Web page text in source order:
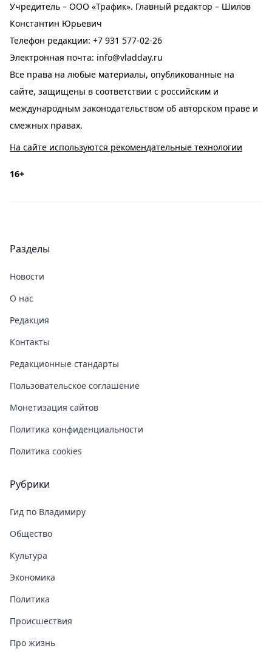
Учредитель – ООО «Трафик». Главный редактор – Шилов
Константин Юрьевич
Телефон редакции: +7 931 577-02-26
Электронная почта: info@vladday.ru
Все права на любые материалы, опубликованные на
сайте, защищены в соответствии с российским и
международным законодательством об авторском праве и
смежных правах.
На сайте используются рекомендательные технологии
16+
Разделы
Новости
О нас
Редакция
Контакты
Редакционные стандарты
Пользовательское соглашение
Монетизация сайтов
Политика конфиденциальности
Политика cookies
Рубрики
Гид по Владимиру
Общество
Культура
Экономика
Политика
Происшествия
Про жизнь